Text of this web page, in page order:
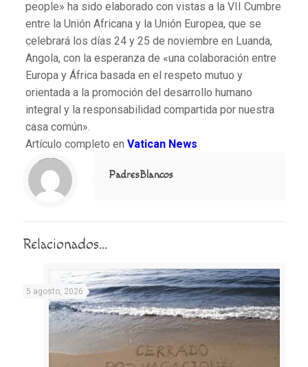
people» ha sido elaborado con vistas a la VII Cumbre
entre la Unión Africana y la Unión Europea, que se
celebrará los días 24 y 25 de noviembre en Luanda,
Angola, con la esperanza de «una colaboración entre
Europa y África basada en el respeto mutuo y
orientada a la promoción del desarrollo humano
integral y la responsabilidad compartida por nuestra
casa común».
Artículo completo en Vatican News
Notice
: Trying to access array offset on value of type null in
/home/misioner/public_html/padresblancos/themes/betheme/includes/content-single.php
on line
286
PadresBlancos
Relacionados...
5 agosto, 2026